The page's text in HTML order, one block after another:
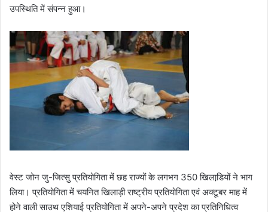
उपस्थिति में संपन्न हुआ।
वेस्ट जोन जु-जित्सु प्रतियोगिता में छह राज्यों के लगभग 350 खिलाडि़यों ने भाग
लिया। प्रतियोगिता में चयनित खिलाड़ी राष्ट्रीय प्रतियोगिता एवं अक्टूबर माह में
होने वाली साउथ एशियाई प्रतियोगिता में अपने-अपने प्रदेश का प्रतिनिधित्व